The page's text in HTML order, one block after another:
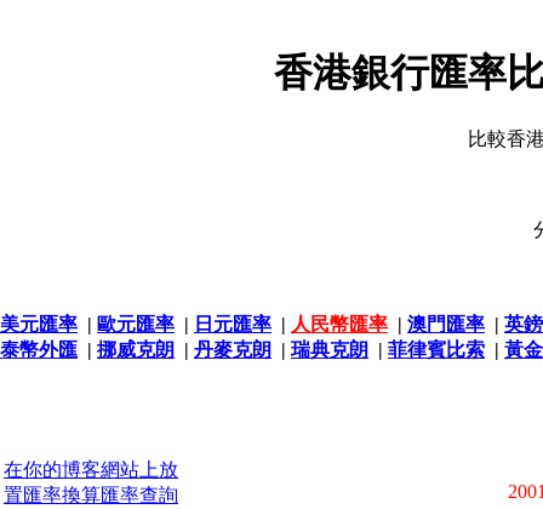
香港銀行匯率
比較香
美元匯率 | 歐元匯率 | 日元匯率 | 人民幣匯率 | 澳門匯率 | 英
泰幣外匯 | 挪威克朗 | 丹麥克朗 | 瑞典克朗 | 菲律賓比索 | 黃
在你的博客網站上放
置匯率換算匯率查詢